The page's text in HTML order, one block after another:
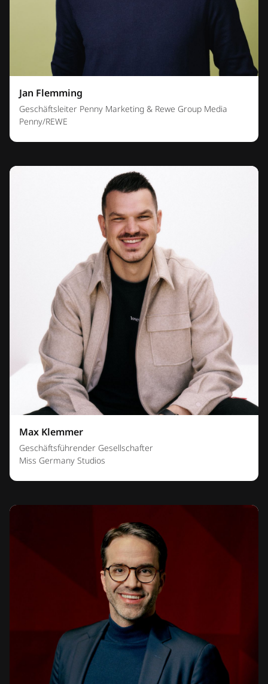
Jan Flemming
Geschäftsleiter Penny Marketing & Rewe Group Media
Penny/REWE
Max Klemmer
Geschäftsführender Gesellschafter
Miss Germany Studios